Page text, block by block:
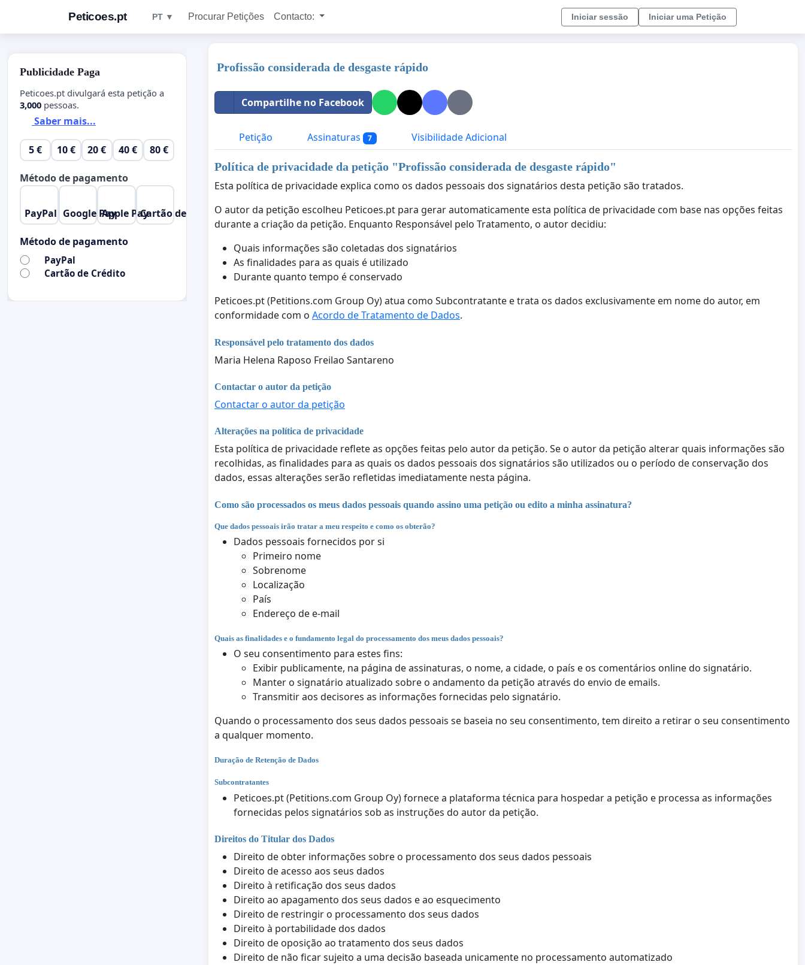
Peticoes.pt PT ▼ Procurar Petições Contacto: Iniciar sessão Iniciar uma Petição
Profissão considerada de desgaste rápido
Compartilhe no Facebook
Petição Assinaturas 7 Visibilidade Adicional
Política de privacidade da petição "Profissão considerada de desgaste rápido"
Esta política de privacidade explica como os dados pessoais dos signatários desta petição são tratados.
O autor da petição escolheu Peticoes.pt para gerar automaticamente esta política de privacidade com base nas opções feitas
durante a criação da petição. Enquanto Responsável pelo Tratamento, o autor decidiu:
Quais informações são coletadas dos signatários
As finalidades para as quais é utilizado
Durante quanto tempo é conservado
Peticoes.pt (Petitions.com Group Oy) atua como Subcontratante e trata os dados exclusivamente em nome do autor, em
conformidade com o Acordo de Tratamento de Dados.
Responsável pelo tratamento dos dados
Maria Helena Raposo Freilao Santareno
Contactar o autor da petição
Contactar o autor da petição
Alterações na política de privacidade
Esta política de privacidade reflete as opções feitas pelo autor da petição. Se o autor da petição alterar quais informações são
recolhidas, as finalidades para as quais os dados pessoais dos signatários são utilizados ou o período de conservação dos
dados, essas alterações serão refletidas imediatamente nesta página.
Como são processados os meus dados pessoais quando assino uma petição ou edito a minha assinatura?
Que dados pessoais irão tratar a meu respeito e como os obterão?
Dados pessoais fornecidos por si
Primeiro nome
Sobrenome
Localização
País
Endereço de e-mail
Quais as finalidades e o fundamento legal do processamento dos meus dados pessoais?
O seu consentimento para estes fins:
Exibir publicamente, na página de assinaturas, o nome, a cidade, o país e os comentários online do signatário.
Manter o signatário atualizado sobre o andamento da petição através do envio de emails.
Transmitir aos decisores as informações fornecidas pelo signatário.
Quando o processamento dos seus dados pessoais se baseia no seu consentimento, tem direito a retirar o seu consentimento
a qualquer momento.
Duração de Retenção de Dados
Subcontratantes
Peticoes.pt (Petitions.com Group Oy) fornece a plataforma técnica para hospedar a petição e processa as informações
fornecidas pelos signatários sob as instruções do autor da petição.
Direitos do Titular dos Dados
Direito de obter informações sobre o processamento dos seus dados pessoais
Direito de acesso aos seus dados
Direito à retificação dos seus dados
Direito ao apagamento dos seus dados e ao esquecimento
Direito de restringir o processamento dos seus dados
Direito à portabilidade dos dados
Direito de oposição ao tratamento dos seus dados
Direito de não ficar sujeito a uma decisão baseada unicamente no processamento automatizado
Publicidade Paga
Peticoes.pt divulgará esta petição a
3,000 pessoas.
Saber mais...
5 € 10 € 20 € 40 € 80 €
Método de pagamento
PayPal Google PayApple PayCartão de Crédito
Método de pagamento
PayPal
Cartão de Crédito